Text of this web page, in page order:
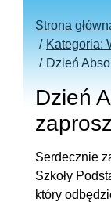
Strona
Kategoria:
Dzień
Dzień
Serdecznie
Szkoły
który